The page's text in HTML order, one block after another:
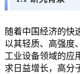
随着中国经济的快
以其轻质、高强度
工业设备领域的应
求日益增长，高分